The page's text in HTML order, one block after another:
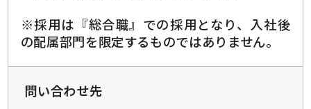
※採用は『総合職』での採用となり、入社後
の配属部門を限定するものではありません。
問い合わせ先